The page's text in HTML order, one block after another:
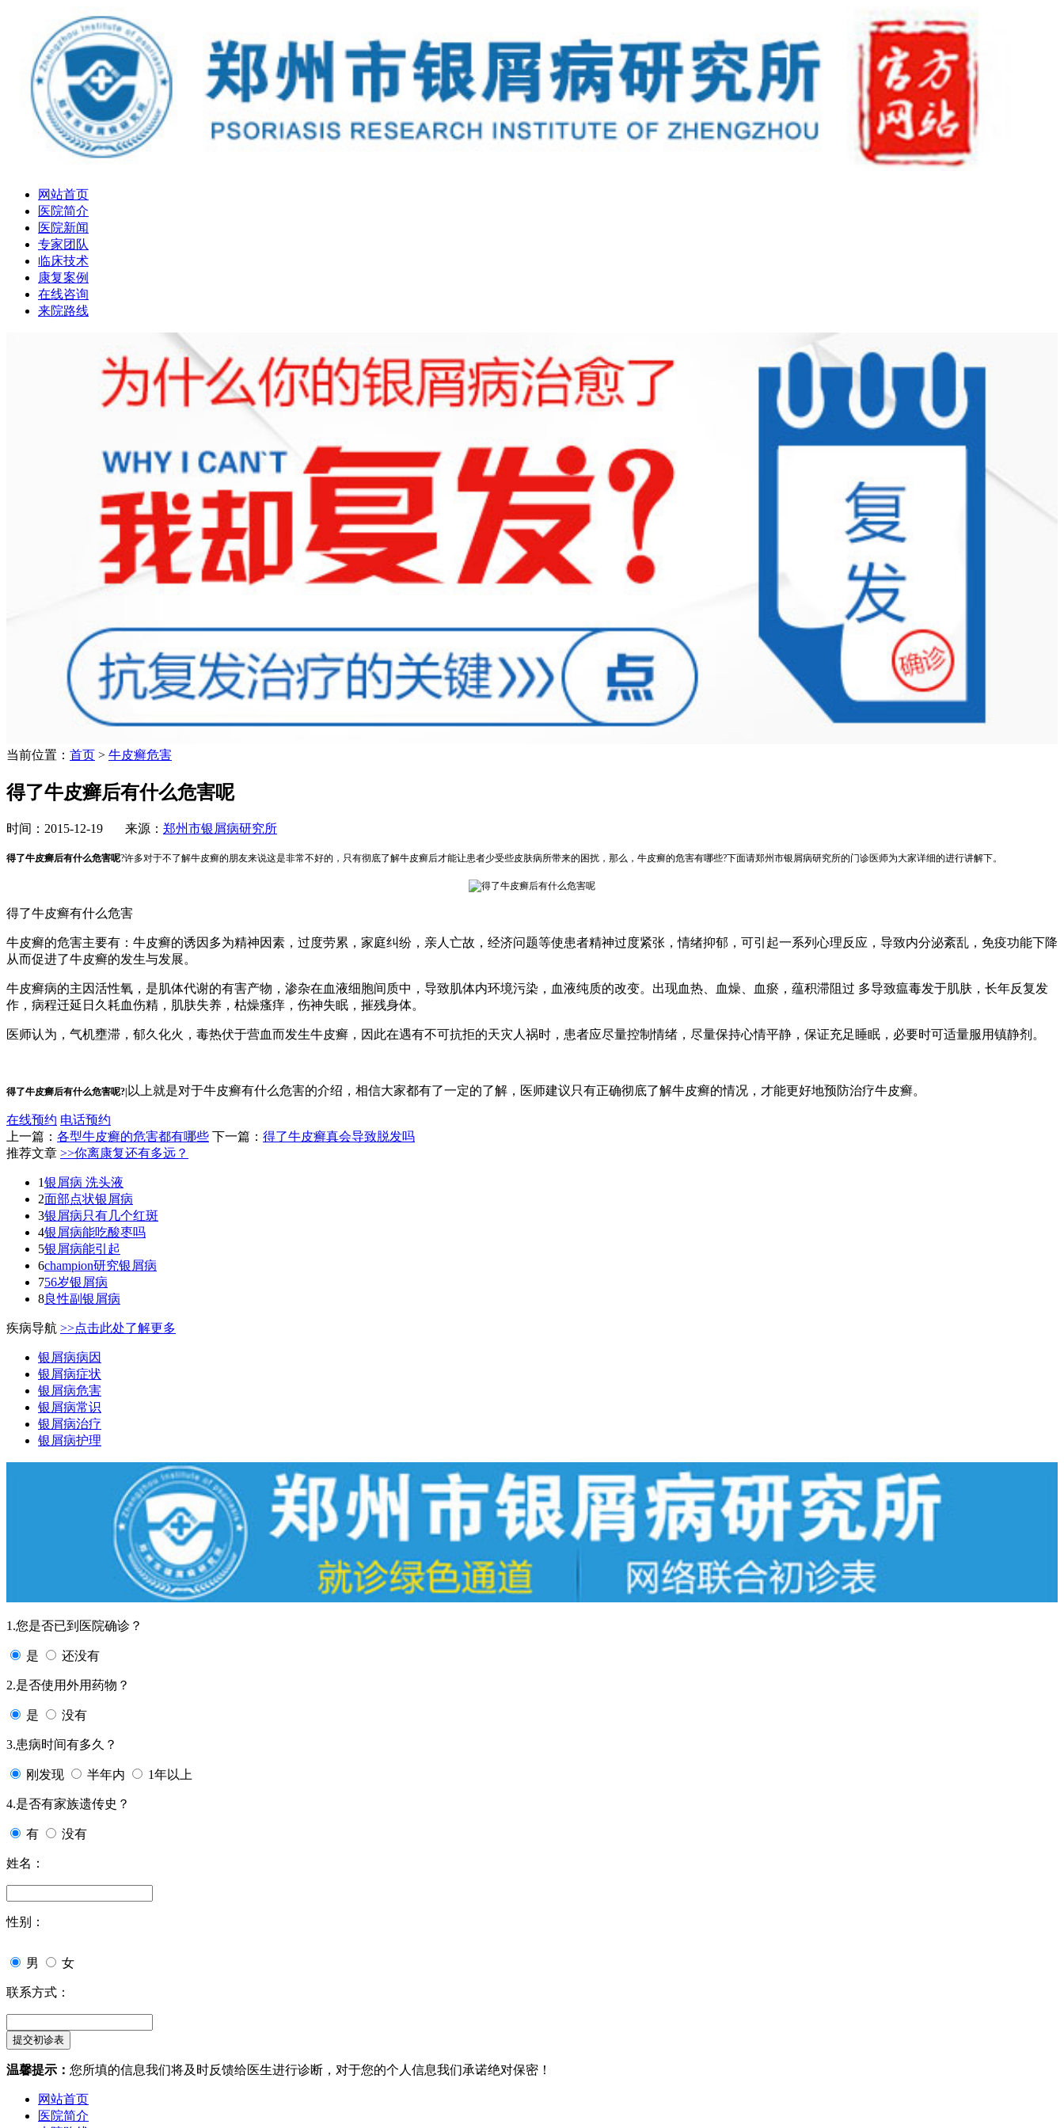
网站首页
医院简介
医院新闻
专家团队
临床技术
康复案例
在线咨询
来院路线
当前位置： 首页 > 牛皮癣危害
得了牛皮癣后有什么危害呢
时间：2015-12-19 来源： 郑州市银屑病研究所
得了牛皮癣后有什么危害呢?许多对于不了解牛皮癣的朋友来说这是非常不好的，只有彻底了解牛皮癣后才能让患者少受些皮肤病所带来的困扰，那么，牛皮癣的危害有哪些?下面请郑州市银屑病研究所的门诊医师为大家详细的进行讲解下。
得了牛皮癣有什么危害
牛皮癣的危害主要有：牛皮癣的诱因多为精神因素，过度劳累，家庭纠纷，亲人亡故，经济问题等使患者精神过度紧张，情绪抑郁，可引起一系列心理反应，导致内分泌紊乱，免疫功能下降
从而促进了牛皮癣的发生与发展。
牛皮癣病的主因活性氧，是肌体代谢的有害产物，渗杂在血液细胞间质中，导致肌体内环境污染，血液纯质的改变。出现血热、血燥、血瘀，蕴积滞阻过 多导致瘟毒发于肌肤，长年反复发
作，病程迁延日久耗血伤精，肌肤失养，枯燥瘙痒，伤神失眠，摧残身体。
医师认为，气机壅滞，郁久化火，毒热伏于营血而发生牛皮癣，因此在遇有不可抗拒的天灾人祸时，患者应尽量控制情绪，尽量保持心情平静，保证充足睡眠，必要时可适量服用镇静剂。
得了牛皮癣后有什么危害呢?| 以上就是对于牛皮癣有什么危害的介绍，相信大家都有了一定的了解，医师建议只有正确彻底了解牛皮癣的情况，才能更好地预防治疗牛皮癣。
在线预约 电话预约
上一篇： 各型牛皮癣的危害都有哪些 下一篇： 得了牛皮癣真会导致脱发吗
推荐文章 >>你离康复还有多远？
1银屑病 洗头液
2面部点状银屑病
3银屑病只有几个红斑
4银屑病能吃酸枣吗
5银屑病能引起
6champion研究银屑病
756岁银屑病
8良性副银屑病
疾病导航 >>点击此处了解更多
银屑病病因
银屑病症状
银屑病危害
银屑病常识
银屑病治疗
银屑病护理
1.您是否已到医院确诊？
是 还没有
2.是否使用外用药物？
是 没有
3.患病时间有多久？
刚发现 半年内 1年以上
4.是否有家族遗传史？
有 没有
姓名：
性别：
男 女
联系方式：
温馨提示： 您所填的信息我们将及时反馈给医生进行诊断，对于您的个人信息我们承诺绝对保密！
网站首页
医院简介